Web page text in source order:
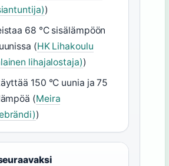
)
68 °C sisälämpöön
(HK Lihakoulu
lihajalostaja))
150 °C uunia ja 75
(Meira
)